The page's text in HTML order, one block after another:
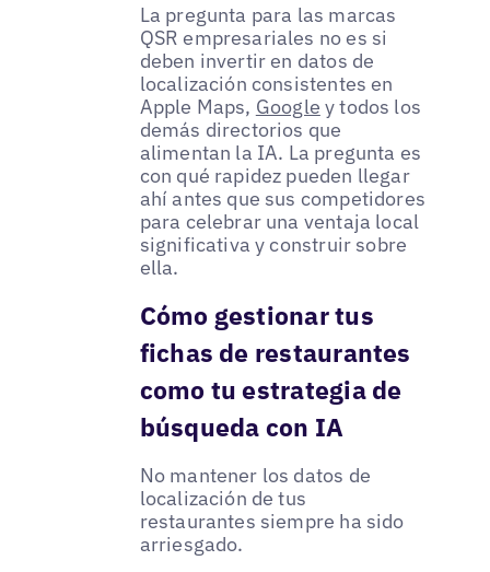
La pregunta para las marcas
QSR empresariales no es si
deben invertir en datos de
localización consistentes en
Apple Maps, Google y todos los
demás directorios que
alimentan la IA. La pregunta es
con qué rapidez pueden llegar
ahí antes que sus competidores
para celebrar una ventaja local
significativa y construir sobre
ella.
Cómo gestionar tus
fichas de restaurantes
como tu estrategia de
búsqueda con IA
No mantener los datos de
localización de tus
restaurantes siempre ha sido
arriesgado.